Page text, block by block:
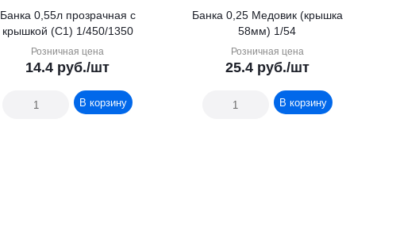
Банка 0,55л прозрачная с
крышкой (С1) 1/450/1350
Розничная цена
14.4 руб./шт
В корзину
Банка 0,25 Медовик (крышка
58мм) 1/54
Розничная цена
25.4руб./шт
В корзину